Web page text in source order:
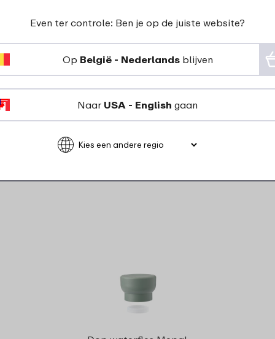
sage
17
Bekijk Bestel
voor dit
Even ter controle: Ben je op de juiste website?
Op België - Nederlandsblijven
Naar USA - English gaan